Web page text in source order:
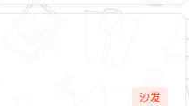
沙发